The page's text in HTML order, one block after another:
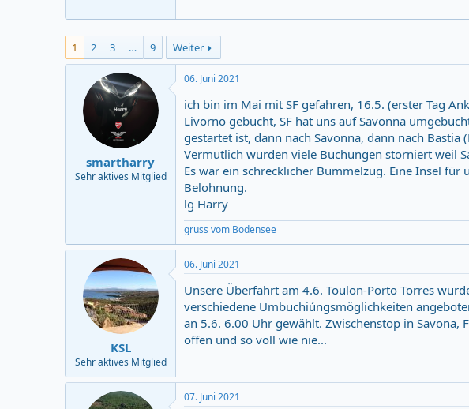
1 2 3 … 9 Weiter
smartharry
Sehr aktives Mitglied
06. Juni 2021
ich bin im Mai mit SF gefahren, 16.5. (erster Tag
Livorno gebucht, SF hat uns auf Savonna
gestartet ist, dann nach Savonna, dann nach
Vermutlich wurden viele Buchungen storniert weil
Es war ein schrecklicher Bummelzug. Eine Insel
Belohnung.
lg Harry
gruss vom Bodensee
KSL
Sehr aktives Mitglied
06. Juni 2021
Unsere Überfahrt am 4.6. Toulon-Porto Torres
verschiedene Umbuchiúngsmöglichkeiten
an 5.6. 6.00 Uhr gewählt. Zwischenstop in Savona,
offen und so voll wie nie...
07. Juni 2021